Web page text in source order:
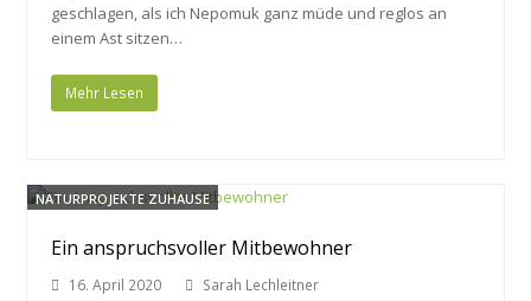
geschlagen, als ich Nepomuk ganz müde und reglos an
einem Ast sitzen…
Mehr Lesen
NATURPROJEKTE ZUHAUSE
Ein anspruchsvoller Mitbewohner
16. April 2020
Sarah Lechleitner